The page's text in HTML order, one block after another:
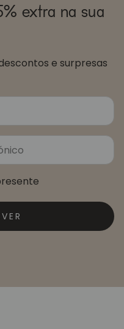
extra na sua
e surpresas